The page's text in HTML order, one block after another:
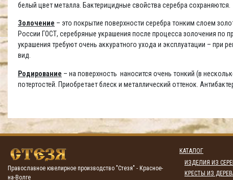
белый цвет металла. Бактерицидные свойства серебра сохраняются.
Золочение – это покрытие поверхности серебра тонким слоем
России ГОСТ, серебряные украшения после процесса золочения по
украшения требуют очень аккуратного ухода и эксплуатации –
вид.
Родирование – на поверхность наносится очень тонкий (в
потертостей. Приобретает блеск и металлический оттенок.
Православное ювелирное производство "Стезя" - Красное-
на-Волге
КАТАЛОГ
ИЗДЕЛИЯ ИЗ
КРЕСТЫ ИЗ